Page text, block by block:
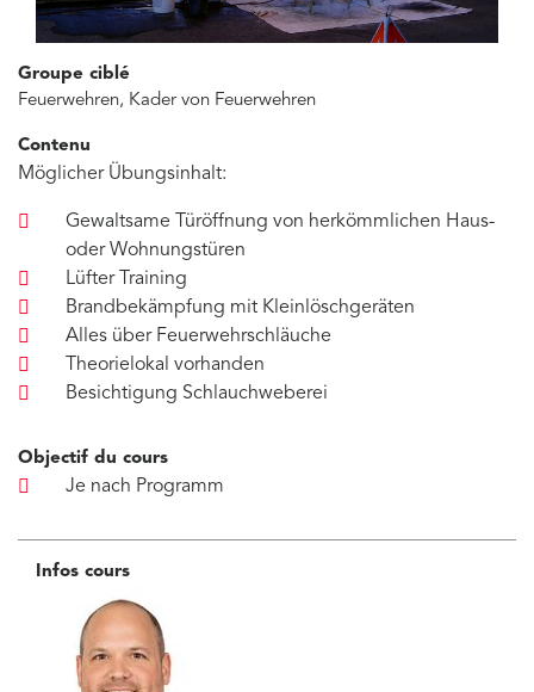
Groupe ciblé
Feuerwehren, Kader von Feuerwehren
Contenu
Möglicher Übungsinhalt:
Gewaltsame Türöffnung von herkömmlichen Haus-
oder Wohnungstüren
Lüfter Training
Brandbekämpfung mit Kleinlöschgeräten
Alles über Feuerwehrschläuche
Theorielokal vorhanden
Besichtigung Schlauchweberei
Objectif du cours
Je nach Programm
Infos cours